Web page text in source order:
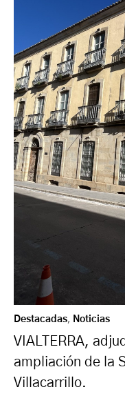
Destacadas, Noticias
VIALTERRA,
ampliación de la
Villacarrillo.